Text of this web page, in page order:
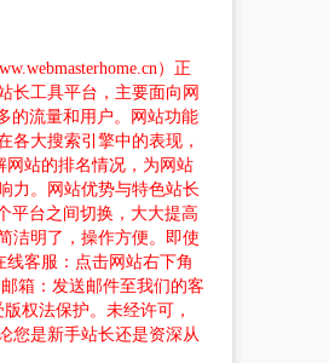
）正
长工具平台，主要面向网
的流量和用户。网站功能
大搜索引擎中的表现，
网站的排名情况，为网站
力。网站优势与特色站长
平台之间切换，大大提高
洁明了，操作方便。即使
客服：点击网站右下角
箱：发送邮件至我们的客
权法保护。未经许可，
您是新手站长还是资深从